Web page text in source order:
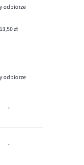
odbiorze
13,50 zł
odbiorze
-
-